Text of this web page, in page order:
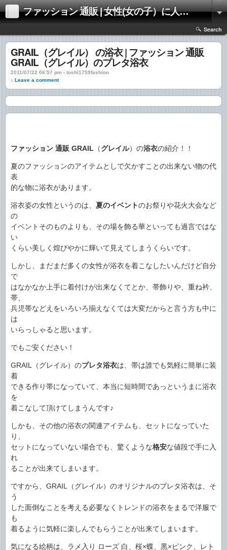
ファッション 通販 | 女性(女の子）に人気のファッションの通販 | 情報
Search
GRAIL（グレイル） の浴衣 | ファッション 通販
GRAIL（グレイル）のプレタ浴衣
2011/07/22 06:57 pm › toshi1759fashion
↓ Leave a comment
ファッション 通販 GRAIL （グレイル）の浴衣の紹介！！
夏のファッションのアイテムとしで欠かすことの出来ない物の代
表
的な物に浴衣があります。
浴衣姿の女性というのは、 夏のイベントのお祭りや花火大会など
の
イベントそのものよりも、その場を飾る華といっても過言ではな
い
くらい美しく煌びやかに輝いて見えてしまうくらいです。
しかし、まだまだ多くの女性が浴衣を着こなしたいんだけど自分
で
はなかなか上手に着付けが出来なくてとか、帯飾りや、重ね衿、
帯、
兵児帯などえをいろいろ揃えなくては大変だからと言う方も中に
は
いらっしゃると思います。
でもご安ください！
GRAIL（グレイル）のプレタ浴衣は、帯は誰でも気軽に簡単に装
着
できる作り帯になっていて、本当に短時間であっというまに浴衣
を
着こなして頂けてしまうんです♪
しかも、その他の浴衣の関連アイテムも、セットになっていた
り、
セットになっていない場合でも、驚くような格安な値段で手に入
れ
ることが出来てしまいます。
ですから、GRAIL（グレイル）のオリジナルのプレタ浴衣は、そ
う
した面倒なことを考える必要なくトレンドの浴衣をまるで洋服で
も
着るように気軽に楽しんでもらうことが出来てしまいます。
気になる絵柄は、ラメ入り ローズ 白、桜×蝶、黒×ピンク、レト